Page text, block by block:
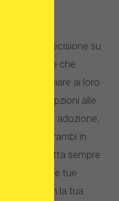
come la decisione su
le persone che
rinunciare ai loro
le tue opzioni alle
in vitro vs adozione,
di entrambi in
che spetta sempre
in base alle tue
bene con la tua